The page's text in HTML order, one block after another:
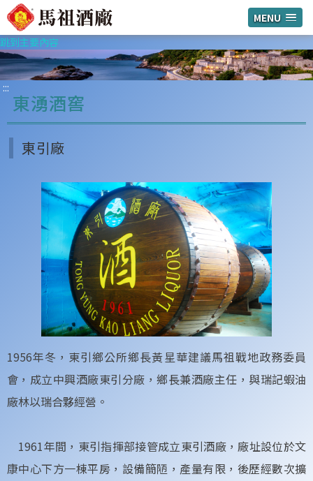
MENU
跳到主要內容
:::
東湧酒窖
東引廠
1956年冬，東引鄉公所鄉長黃星華建議馬祖戰地政務委員
會，成立中興酒廠東引分廠，鄉長兼酒廠主任，與瑞記蝦油
廠林以瑞合夥經營。
1961年間，東引指揮部接管成立東引酒廠，廠址設位於文
康中心下方一棟平房，設備簡陋，產量有限，後歷經數次擴